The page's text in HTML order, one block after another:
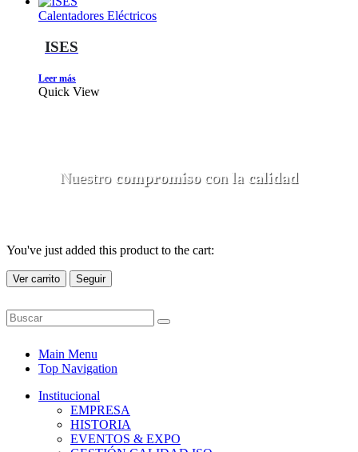
Calentadores Eléctricos
ISES
Leer más
Quick View
Nuestro compromisocon la calidad
You've just added this product to the cart:
Ver carrito Seguir
Main Menu
Top Navigation
Institucional
EMPRESA
HISTORIA
EVENTOS & EXPO